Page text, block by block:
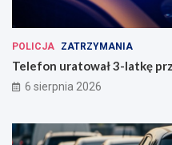
POLICJA ZATRZYMANIA
Telefon uratował 3-latkę
6 sierpnia 2026